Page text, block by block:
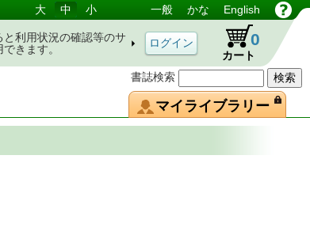
書誌検索
大 中 小 一般 かな English
と利用状況の確認等のサ
きます。
カート
0
マイライブラリー